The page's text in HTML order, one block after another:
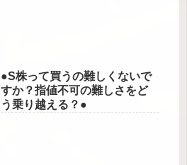
●S株って買うの難しくないで
すか？指値不可の難しさをど
う乗り越える？●